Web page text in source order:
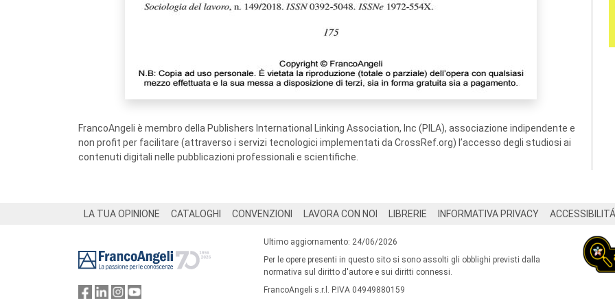
FrancoAngeli è membro della Publishers International Linking Association, Inc (PILA), associazione indipendente e
non profit per facilitare (attraverso i servizi tecnologici implementati da CrossRef.org) l’accesso degli studiosi ai
contenuti digitali nelle pubblicazioni professionali e scientifiche.
LA TUA OPINIONE CATALOGHI CONVENZIONI LAVORA CON NOI LIBRERIE INFORMATIVA PRIVACY ACCESSIBILITÁ
Ultimo aggiornamento: 24/06/2026
Per le opere presenti in questo sito si sono assolti gli obblighi previsti dalla
normativa sul diritto d'autore e sui diritti connessi.
FrancoAngeli s.r.l. P.IVA 04949880159